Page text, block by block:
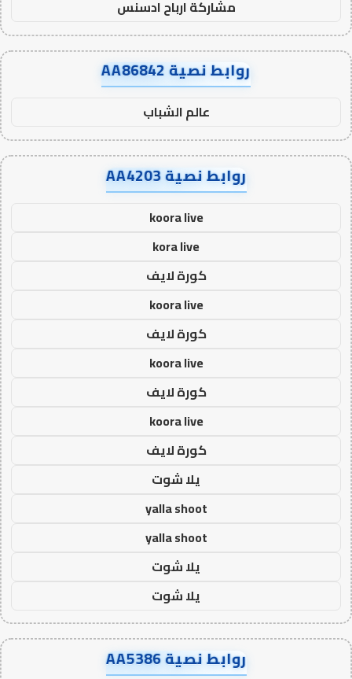
مشاركة ارباح ادسنس
روابط نصية AA86842
عالم الشباب
روابط نصية AA4203
koora live
kora live
كورة لايف
koora live
كورة لايف
koora live
كورة لايف
koora live
كورة لايف
يلا شوت
yalla shoot
yalla shoot
يلا شوت
يلا شوت
روابط نصية AA5386